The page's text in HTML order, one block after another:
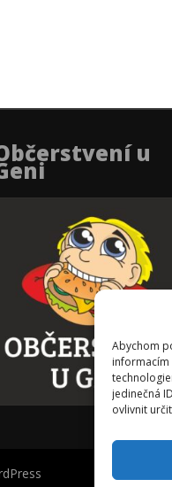
Abychom
informacím
jedinečná
ovlivnit
u